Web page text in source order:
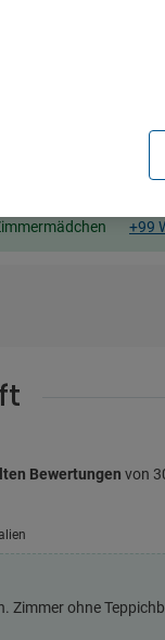
+99
Bewertungen von
Zimmer ohne